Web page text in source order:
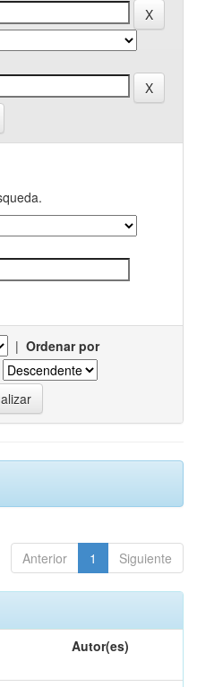
| Ordenar por
Anterior 1 Siguiente
Autor(es)